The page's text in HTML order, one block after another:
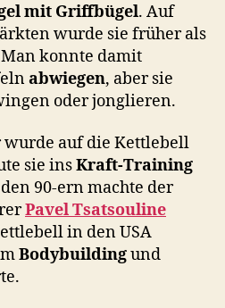
mit Griffbügel. Auf
wurde sie früher als
konnte damit
abwiegen, aber sie
oder jonglieren.
wurde auf die Kettlebell
sie insKraft-Training
90-ern machte der
Pavel Tsatsouline
in den USA
Bodybuildingund